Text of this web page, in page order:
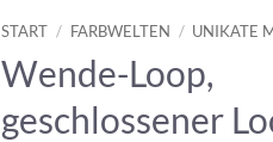
START / FARBWELTEN / UNIKATE
Wende-Loop,
geschlossener